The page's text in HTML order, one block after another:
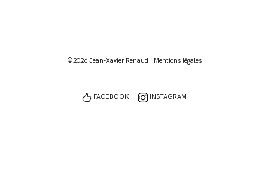
©2026 Jean-Xavier Renaud | Mentions légales
FACEBOOK INSTAGRAM